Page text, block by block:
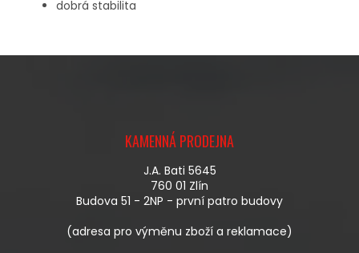
dobrá stabilita
KAMENNÁ PRODEJNA
J.A. Bati 5645
760 01 Zlín
Budova 51 - 2NP - první patro budovy
(adresa pro výměnu zboží a reklamace)